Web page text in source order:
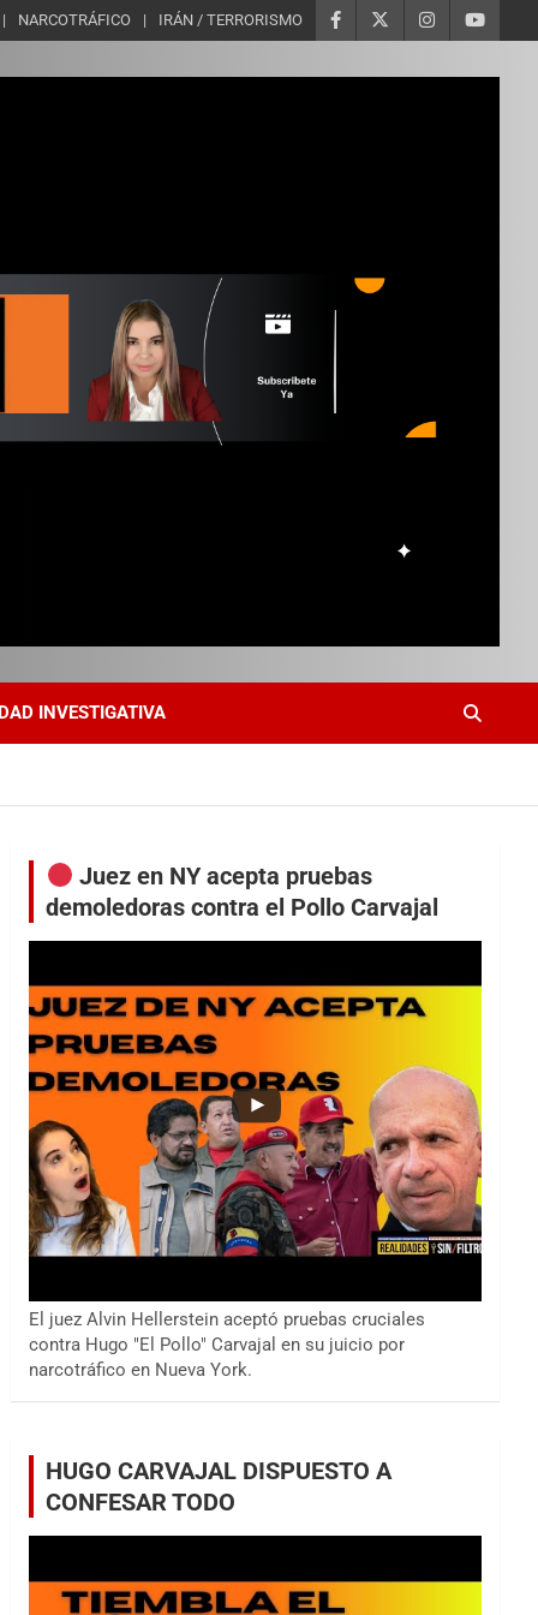
NARCOTRÁFICO IRÁN / TERRORISMO
INVESTIGATIVA
Juez en NY acepta pruebas
demoledoras contra el Pollo Carvajal
El juez Alvin Hellerstein aceptó pruebas cruciales
contra Hugo "El Pollo" Carvajal en su juicio por
narcotráfico en Nueva York.
HUGO CARVAJAL DISPUESTO A
CONFESAR TODO